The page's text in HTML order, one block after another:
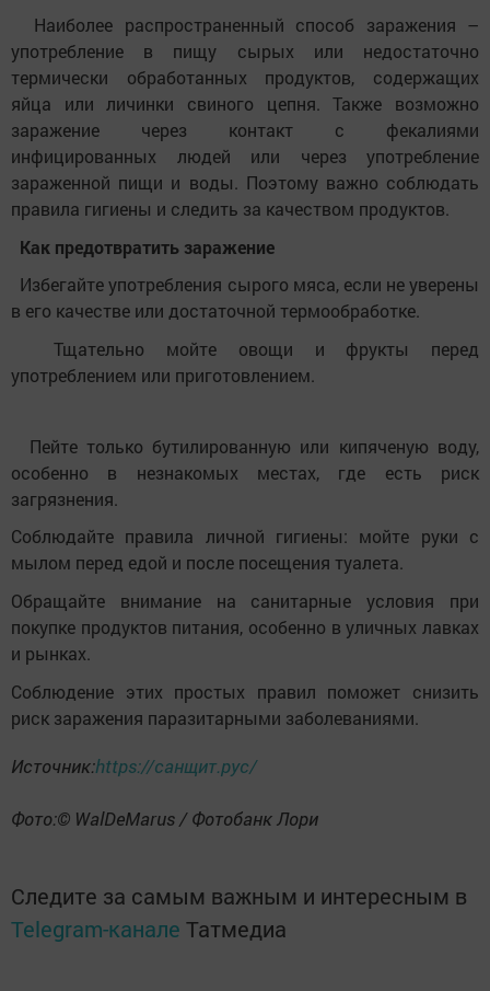
Наиболее распространенный способ заражения –
употребление в пищу сырых или недостаточно
термически обработанных продуктов, содержащих
яйца или личинки свиного цепня. Также возможно
заражение через контакт с фекалиями
инфицированных людей или через употребление
зараженной пищи и воды. Поэтому важно соблюдать
правила гигиены и следить за качеством продуктов.
Как предотвратить заражение
Избегайте употребления сырого мяса, если не уверены
в его качестве или достаточной термообработке.
Тщательно мойте овощи и фрукты перед
употреблением или приготовлением.
Пейте только бутилированную или кипяченую воду,
особенно в незнакомых местах, где есть риск
загрязнения.
Соблюдайте правила личной гигиены: мойте руки с
мылом перед едой и после посещения туалета.
Обращайте внимание на санитарные условия при
покупке продуктов питания, особенно в уличных лавках
и рынках.
Соблюдение этих простых правил поможет снизить
риск заражения паразитарными заболеваниями.
Источник:https://санщит.рус/
Фото:© WalDeMarus / Фотобанк Лори
Следите за самым важным и интересным в
Telegram-канале Татмедиа